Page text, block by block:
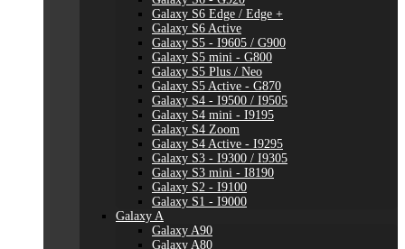
Galaxy S6 Edge / Edge +
Galaxy S6 Active
Galaxy S5 - I9605 / G900
Galaxy S5 mini - G800
Galaxy S5 Plus / Neo
Galaxy S5 Active - G870
Galaxy S4 - I9500 / I9505
Galaxy S4 mini - I9195
Galaxy S4 Zoom
Galaxy S4 Active - I9295
Galaxy S3 - I9300 / I9305
Galaxy S3 mini - I8190
Galaxy S2 - I9100
Galaxy S1 - I9000
Galaxy A
Galaxy A90
Galaxy A80